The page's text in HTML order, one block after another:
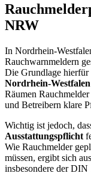
NRW
In Nordrhein-
Rauchwarnmeldern
Die Grundlage hierfür
Nordrhein-
Räumen
und Betreibern klare
Wichtig ist jedoch,
Ausstattungspflicht
Wie Rauchmelder
müssen, ergibt sich
insbesondere der DIN